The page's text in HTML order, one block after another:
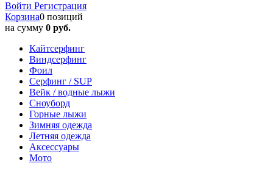
Войти Регистрация
Корзина0 позиций
на сумму 0 руб.
Кайтсерфинг
Виндсерфинг
Фоил
Серфинг / SUP
Вейк / водные лыжи
Сноуборд
Горные лыжи
Зимняя одежда
Летняя одежда
Аксессуары
Мото